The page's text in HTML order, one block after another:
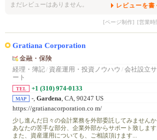
まだレビューはありません。 レビューを書
[ページ制作] [営業時
Gratiana Corporation
金融・保険
経理・簿記/ 資産運用・投資ノウハウ / 会社設立
ート
TEL +1 (310) 974-0133
MAP -, Gardena, CA, 90247 US
https://gratianacorporation.co m/
少し進んだ日々の会計業務を外部委託してみませんか
あなたの苦手な部分、企業外部からサポート致します
また、資産運用についても、ご相談頂けます...